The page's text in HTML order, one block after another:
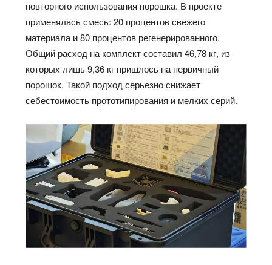
повторного использования порошка. В проекте
применялась смесь: 20 процентов свежего
материала и 80 процентов регенерированного.
Общий расход на комплект составил 46,78 кг, из
которых лишь 9,36 кг пришлось на первичный
порошок. Такой подход серьезно снижает
себестоимость прототипирования и мелких серий.